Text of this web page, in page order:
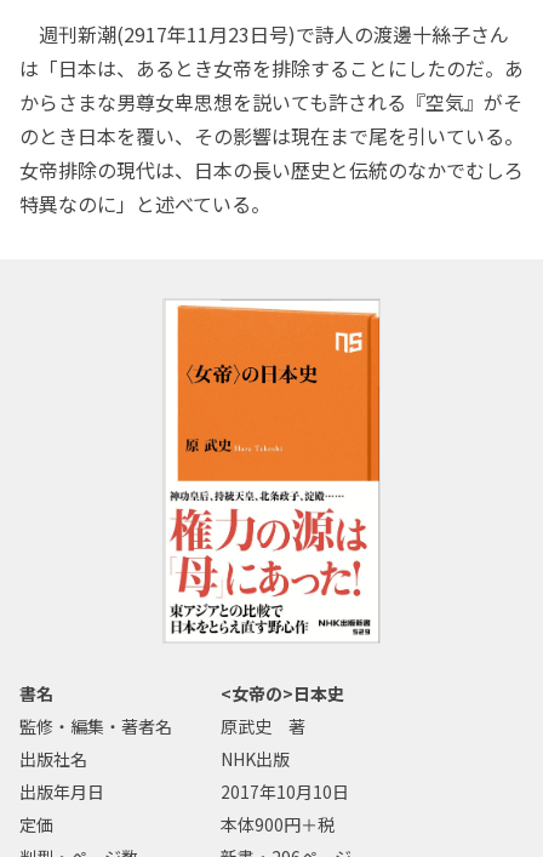
週刊新潮(2917年11月23日号)で詩人の渡邊十絲子さん
は「日本は、あるとき女帝を排除することにしたのだ。あ
からさまな男尊女卑思想を説いても許される『空気』がそ
のとき日本を覆い、その影響は現在まで尾を引いている。
女帝排除の現代は、日本の長い歴史と伝統のなかでむしろ
特異なのに」と述べている。
書名
<女帝の>日本史
監修・編集・著者名
原武史 著
出版社名
NHK出版
出版年月日
2017年10月10日
定価
本体900円＋税